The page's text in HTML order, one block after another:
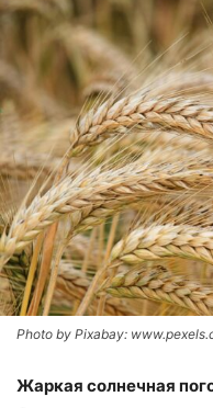
Photo by Pixabay:
Жаркая солнечная